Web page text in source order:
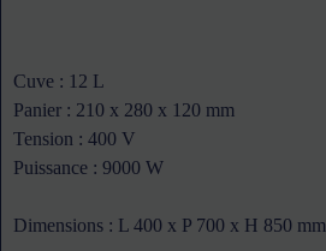
Cuve : 12 L
Panier : 210 x 280 x 120 mm
Tension : 400 V
Puissance : 9000 W
Dimensions : L 400 x P 700 x H 850 mm